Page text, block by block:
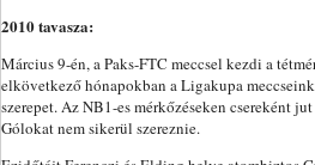
2010 tavasza:
Március 9-én, a Paks-FTC meccsel kezdi a
elkövetkező hónapokban a Ligakupa
szerepet. Az NB1-es mérkőzéseken csereként
Gólokat nem sikerül szereznie.